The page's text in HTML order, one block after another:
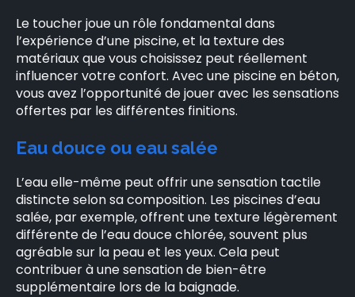
Le toucher joue un rôle fondamental dans
l’expérience d’une piscine, et la texture des
matériaux que vous choisissez peut réellement
influencer votre confort. Avec une piscine en béton,
vous avez l’opportunité de jouer avec les sensations
offertes par les différentes finitions.
Eau douce ou eau salée
L’eau elle-même peut offrir une sensation tactile
distincte selon sa composition. Les piscines d’eau
salée, par exemple, offrent une texture légèrement
différente de l’eau douce chlorée, souvent plus
agréable sur la peau et les yeux. Cela peut
contribuer à une sensation de bien-être
supplémentaire lors de la baignade.
: